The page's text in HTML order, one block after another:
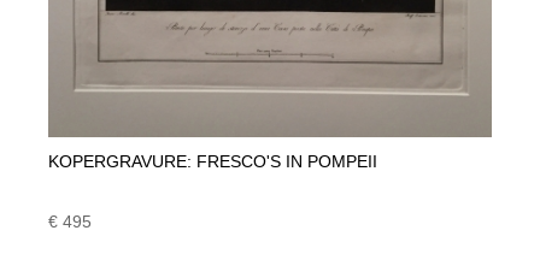
KOPERGRAVURE: FRESCO'S IN POMPEII
€ 495